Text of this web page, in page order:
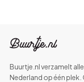
Buurtje.nl verzamelt
Nederland op één